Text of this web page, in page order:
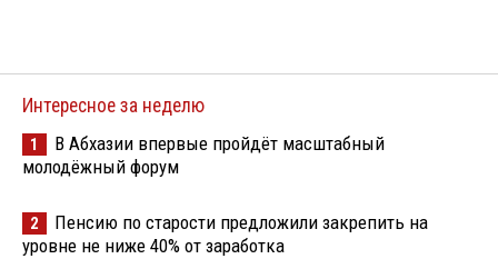
Интересное за неделю
1
В Абхазии впервые пройдёт масштабный
молодёжный форум
2
Пенсию по старости предложили закрепить на
уровне не ниже 40% от заработка